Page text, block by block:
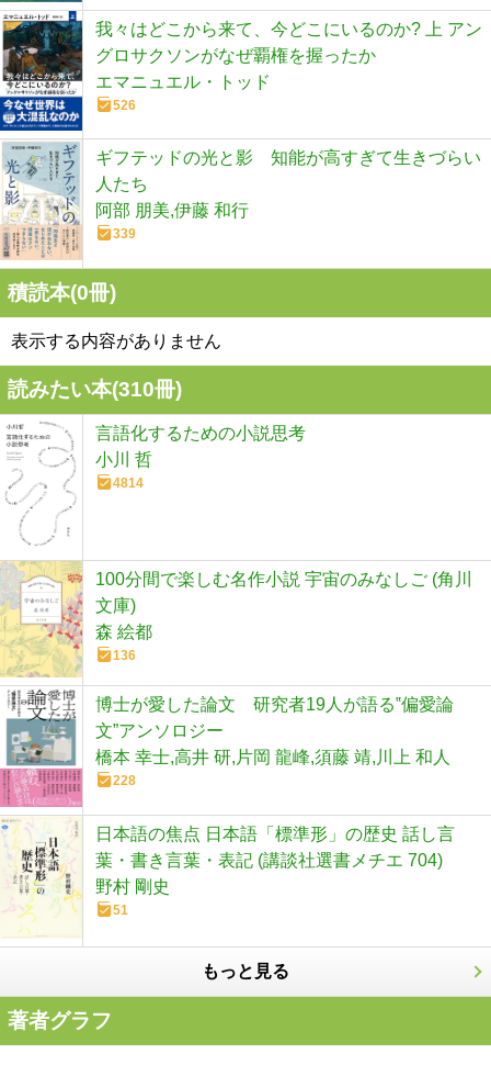
我々はどこから来て、今どこにいるのか? 上 アン
グロサクソンがなぜ覇権を握ったか
エマニュエル・トッド
526
ギフテッドの光と影 知能が高すぎて生きづらい
人たち
阿部 朋美,伊藤 和行
339
積読本(0冊)
表示する内容がありません
読みたい本(310冊)
言語化するための小説思考
小川 哲
4814
100分間で楽しむ名作小説 宇宙のみなしご (角川
文庫)
森 絵都
136
博士が愛した論文 研究者19人が語る‟偏愛論
文”アンソロジー
橋本 幸士,高井 研,片岡 龍峰,須藤 靖,川上 和人
228
日本語の焦点 日本語「標準形」の歴史 話し言
葉・書き言葉・表記 (講談社選書メチエ 704)
野村 剛史
51
もっと見る
著者グラフ